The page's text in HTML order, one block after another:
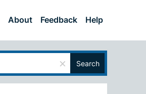
About Feedback Help
× Search